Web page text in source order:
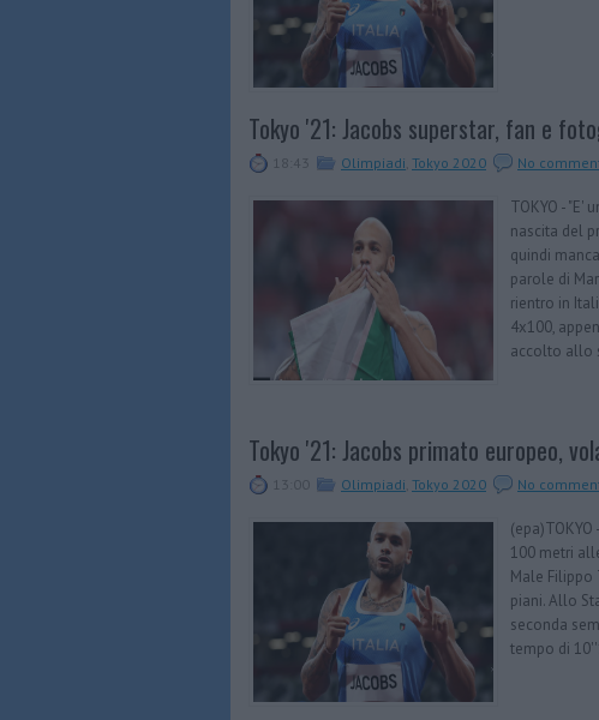
Tokyo '21: Jacobs superstar, fan e
18:43 Olimpiadi Tokyo 2020 No
TOKYO - "E'
nascita del
quindi
parole di
rientro in
4x100,
accolto allo
Tokyo '21: Jacobs primato europeo,
13:00 Olimpiadi Tokyo 2020 No
100 metri
Male Filippo
piani. Allo
seconda
tempo di